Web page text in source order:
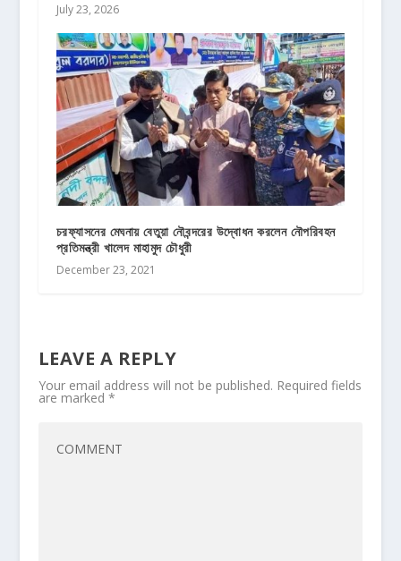
July 23, 2026
চরফ্যাসনের মেঘনায় বেতুয়া নৌবন্দরের উদ্বোধন করলেন নৌপরিবহন
প্রতিমন্ত্রী খালেদ মাহামুদ চৌধুরী
December 23, 2021
LEAVE A REPLY
Your email address will not be published. Required fields
are marked *